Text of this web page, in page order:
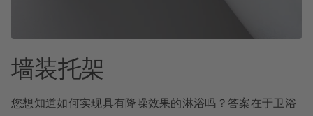
墙装托架
您想知道如何实现具有降噪效果的淋浴吗？答案在于卫浴